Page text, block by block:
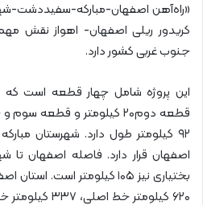
«راه‌آهن اصفهان-مبارکه-سفیددشت-
کریدور ریلی اصفهان- اهواز نقش
جنوب غربی کشور دارد.
اصفهان قرار دارد. فاصله اصفهان تا
بختیاری نیز ۱۰۵ کیلومتر